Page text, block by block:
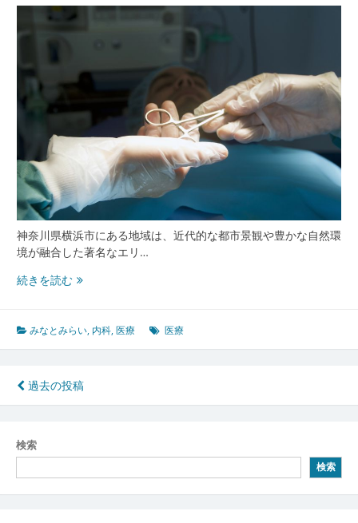
神奈川県横浜市にある地域は、近代的な都市景観や豊かな自然環
境が融合した著名なエリ…
続きを読むみ
み
ら
で
健
を
育
みなとみらい, 内科,医療 医療
投
稿
ナ
ビ
ゲ
過去の投稿
検索
検索